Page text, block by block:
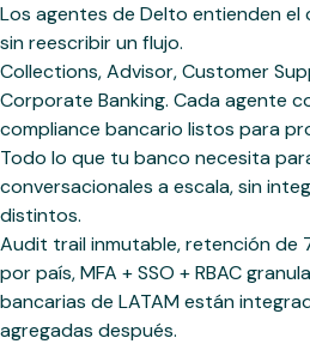
Los agentes de Delto entienden
sin reescribir un flujo.
Collections, Advisor, Customer
Corporate Banking. Cada agente
compliance bancario listos para
Todo lo que tu banco necesita
conversacionales a escala, sin
distintos.
Audit trail inmutable, retención de
por país, MFA + SSO + RBAC
bancarias de LATAM están
agregadas después.